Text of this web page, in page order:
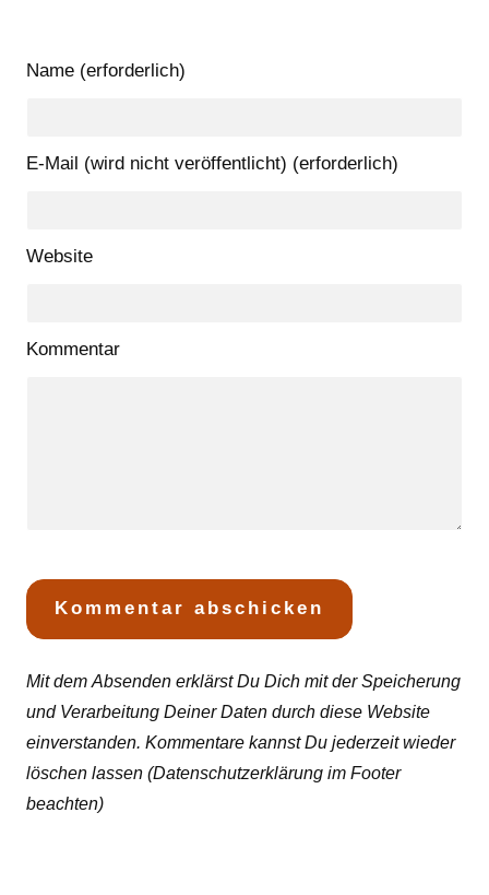
Name (erforderlich)
E-Mail (wird nicht veröffentlicht) (erforderlich)
Website
Kommentar
Mit dem Absenden erklärst Du Dich mit der Speicherung
und Verarbeitung Deiner Daten durch diese Website
einverstanden. Kommentare kannst Du jederzeit wieder
löschen lassen (Datenschutzerklärung im Footer
beachten)